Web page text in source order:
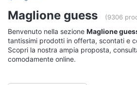
Tv
e
Home
Cinema
Felpa
donna
Vedi
tutti
Maglione guess (9306
Benvenuto nella sezione Maglione
tantissimi prodotti in offerta, scontati e
Scopri la nostra ampia proposta,
comodamente online.